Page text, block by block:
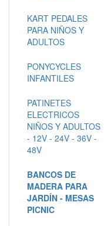
KART PEDALES
PARA NIÑOS Y
ADULTOS
PONYCYCLES
INFANTILES
PATINETES
ELECTRICOS
NIÑOS Y ADULTOS
- 12V - 24V - 36V -
48V
BANCOS DE
MADERA PARA
JARDÍN - MESAS
PICNIC